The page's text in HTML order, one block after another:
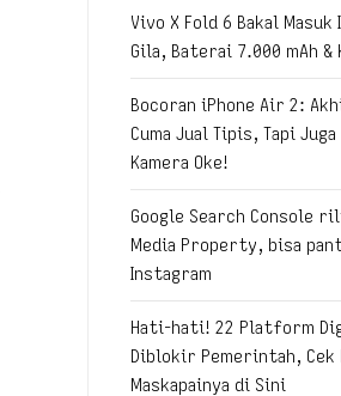
Vivo X Fold 6 Bakal
Gila, Baterai 7.000 mAh &
Bocoran iPhone Air 2:
Cuma Jual Tipis, Tapi
Kamera Oke!
Google Search Console
Media Property, bisa
Instagram
Hati-hati! 22 Platform
Diblokir Pemerintah,
Maskapainya di Sini